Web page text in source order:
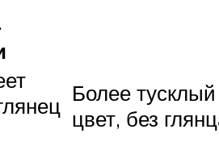
Более тусклый
цвет, без